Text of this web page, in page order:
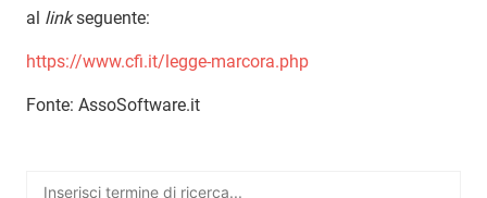
al linkseguente:
https://www.cfi.it/legge-marcora.php
Fonte: AssoSoftware.it
Ricerca